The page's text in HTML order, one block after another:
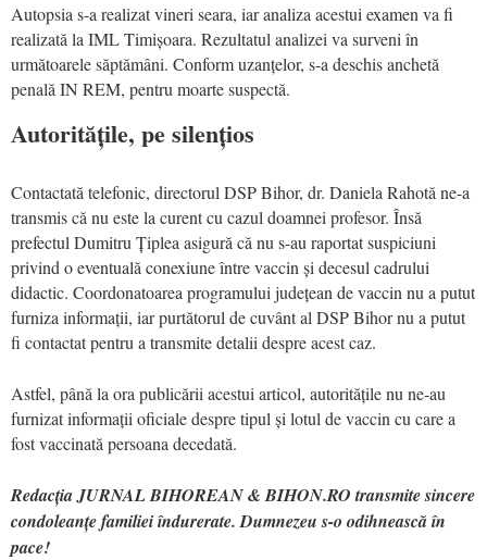
Autopsia s-a realizat vineri seara, iar analiza acestui examen va fi
realizată la IML Timișoara. Rezultatul analizei va surveni în
următoarele săptămâni. Conform uzanțelor, s-a deschis anchetă
penală IN REM, pentru moarte suspectă.
Autoritățile, pe silențios
Contactată telefonic, directorul DSP Bihor, dr. Daniela Rahotă ne-a
transmis că nu este la curent cu cazul doamnei profesor. Însă
prefectul Dumitru Țiplea asigură că nu s-au raportat suspiciuni
privind o eventuală conexiune între vaccin și decesul cadrului
didactic. Coordonatoarea programului județean de vaccin nu a putut
furniza informații, iar purtătorul de cuvânt al DSP Bihor nu a putut
fi contactat pentru a transmite detalii despre acest caz.
Astfel, până la ora publicării acestui articol, autoritățile nu ne-au
furnizat informații oficiale despre tipul și lotul de vaccin cu care a
fost vaccinată persoana decedată.
Redacția JURNAL BIHOREAN & BIHON.RO transmite sincere
condoleanțe familiei îndurerate. Dumnezeu s-o odihnească în
pace!